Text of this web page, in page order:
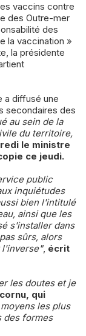
des Outre-mer
des
la vaccination »
la présidente
a diffusé une
secondaires des
au sein de la
du territoire,
le ministre
ce jeudi.
public
inquiétudes
bien l'intitulé
ainsi que les
s'installer dans
sûrs, alors
l'inverse", écrit
les doutes et je
qui
les plus
des formes